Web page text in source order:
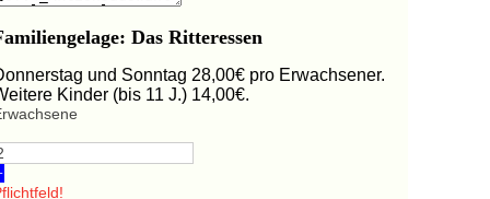
Das Ritteressen
und Sonntag 28,00€ pro Erwachsener.
Kinder (bis 11 J.) 14,00€.